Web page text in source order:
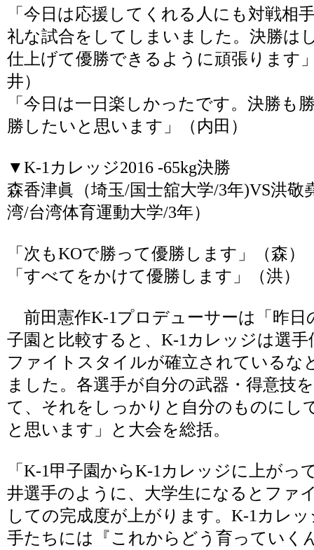
「今日は応援してくれる人にも対戦相
礼な試合をしてしまいました。決勝は
仕上げて優勝できるように頑張ります
井）
「今日は一日楽しかったです。決勝も
勝したいと思います」（内田）
▼K-1カレッジ2016 -65kg決勝
森香津眞（埼玉/国士舘大学/3年)VS洪敬
湾/台湾体育運動大学/3年）
「次もKOで勝って優勝します」（森）
「すべてをかけて優勝します」（洪）
前田憲作K-1プロデューサーは「昨日
子園と比較すると、K-1カレッジは選手
ファイトスタイルが確立されているな
ました。各選手が自分の武器・得意技
て、それをしっかりと自分のものにし
と思います」と大会を総括。
「K-1甲子園からK-1カレッジに上がっ
井選手のように、大学生になるとファ
しての完成度が上がります。K-1カレ
手たちには『これからどう育っていく